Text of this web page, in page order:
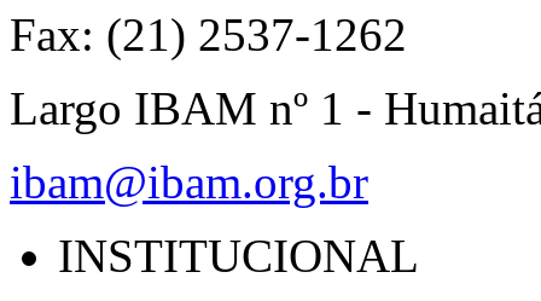
Fax: (21) 2537-1262
Largo IBAM nº 1 -
ibam@ibam.org.br
INSTITUCIONAL